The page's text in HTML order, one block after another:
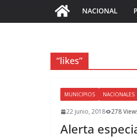
NACIONAL
“likes”
MUNICIPIOS NACIONALES
22 junio, 2018 278
Alerta